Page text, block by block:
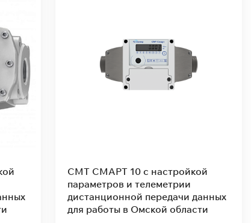
Теплоноситель "GROSSETO" 20кг
(-30) пропиленгликоль